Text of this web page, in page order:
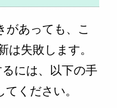
があっても、こ
は失敗します。
には、以下の手
ください。